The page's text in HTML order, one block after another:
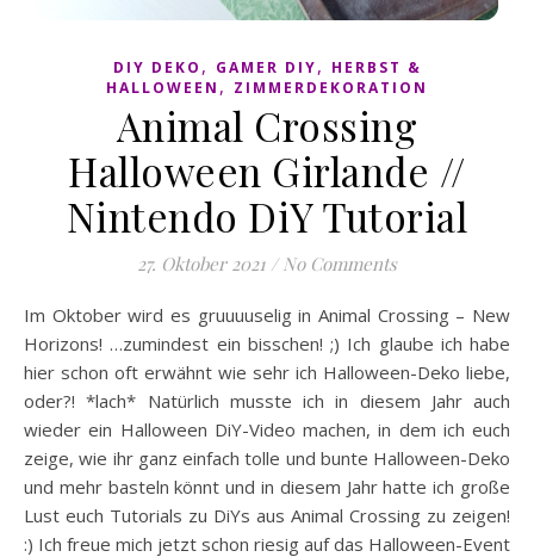
DIY DEKO , GAMER DIY, HERBST &
HALLOWEEN , ZIMMERDEKORATION
Animal Crossing
Halloween Girlande //
Nintendo DiY Tutorial
27. Oktober 2021 / No Comments
Im Oktober wird es gruuuuselig in Animal Crossing – New
Horizons! …zumindest ein bisschen! ;) Ich glaube ich habe
hier schon oft erwähnt wie sehr ich Halloween-Deko liebe,
oder?! *lach* Natürlich musste ich in diesem Jahr auch
wieder ein Halloween DiY-Video machen, in dem ich euch
zeige, wie ihr ganz einfach tolle und bunte Halloween-Deko
und mehr basteln könnt und in diesem Jahr hatte ich große
Lust euch Tutorials zu DiYs aus Animal Crossing zu zeigen!
:) Ich freue mich jetzt schon riesig auf das Halloween-Event